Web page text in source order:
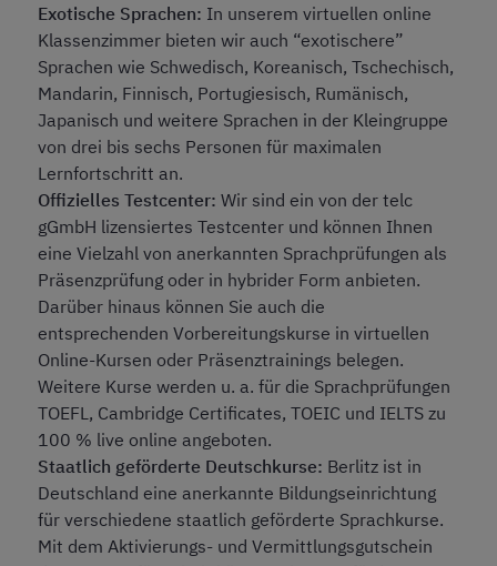
Exotische Sprachen: In unserem virtuellen online
Klassenzimmer bieten wir auch “exotischere”
Sprachen wie Schwedisch, Koreanisch, Tschechisch,
Mandarin, Finnisch, Portugiesisch, Rumänisch,
Japanisch und weitere Sprachen in der Kleingruppe
von drei bis sechs Personen für maximalen
Lernfortschritt an.
Offizielles Testcenter: Wir sind ein von der telc
gGmbH lizensiertes Testcenter und können Ihnen
eine Vielzahl von anerkannten Sprachprüfungen als
Präsenzprüfung oder in hybrider Form anbieten.
Darüber hinaus können Sie auch die
entsprechenden Vorbereitungskurse in virtuellen
Online-Kursen oder Präsenztrainings belegen.
Weitere Kurse werden u. a. für die Sprachprüfungen
TOEFL, Cambridge Certificates, TOEIC und IELTS zu
100 % live online angeboten.
Staatlich geförderte Deutschkurse: Berlitz ist in
Deutschland eine anerkannte Bildungseinrichtung
für verschiedene staatlich geförderte Sprachkurse.
Mit dem Aktivierungs- und Vermittlungsgutschein